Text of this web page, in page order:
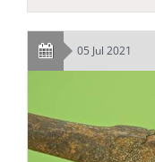
05 Jul 2021